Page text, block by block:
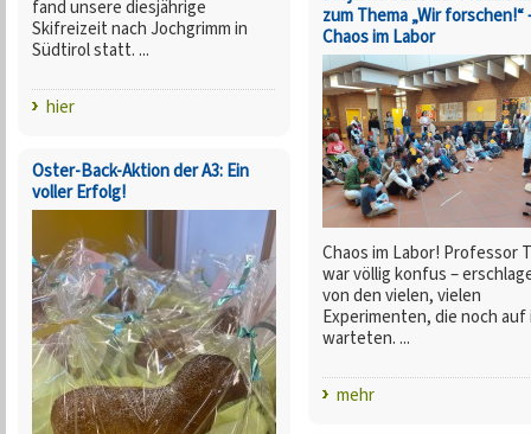
fand unsere diesjährige
Skifreizeit nach Jochgrimm in
Südtirol statt. ...
hier
Oster-Back-Aktion der A3: Ein
voller Erfolg!
zum Thema „Wir forschen!“
Chaos im Labor
Chaos im Labor! Professor
war völlig konfus –
von den vielen, vielen
Experimenten, die noch auf
warteten. ...
mehr